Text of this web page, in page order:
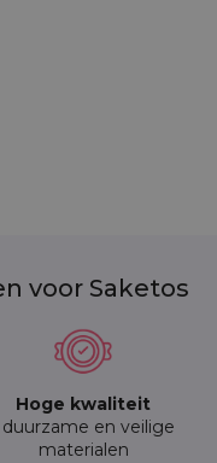
voor Saketos
Hoge kwaliteit
duurzame en veilige
materialen